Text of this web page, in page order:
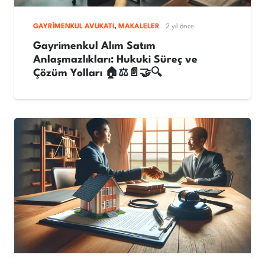
GAYRIMENKUL AVUKATI , MAKALELER 2 yıl önce
Gayrimenkul Alım Satım
Anlaşmazlıkları: Hukuki Süreç ve
Çözüm Yolları 🏠⚖️📄🤝🔍